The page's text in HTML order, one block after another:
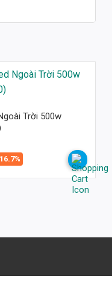
Trời 500w